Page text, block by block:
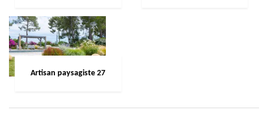
Artisan paysagiste 27